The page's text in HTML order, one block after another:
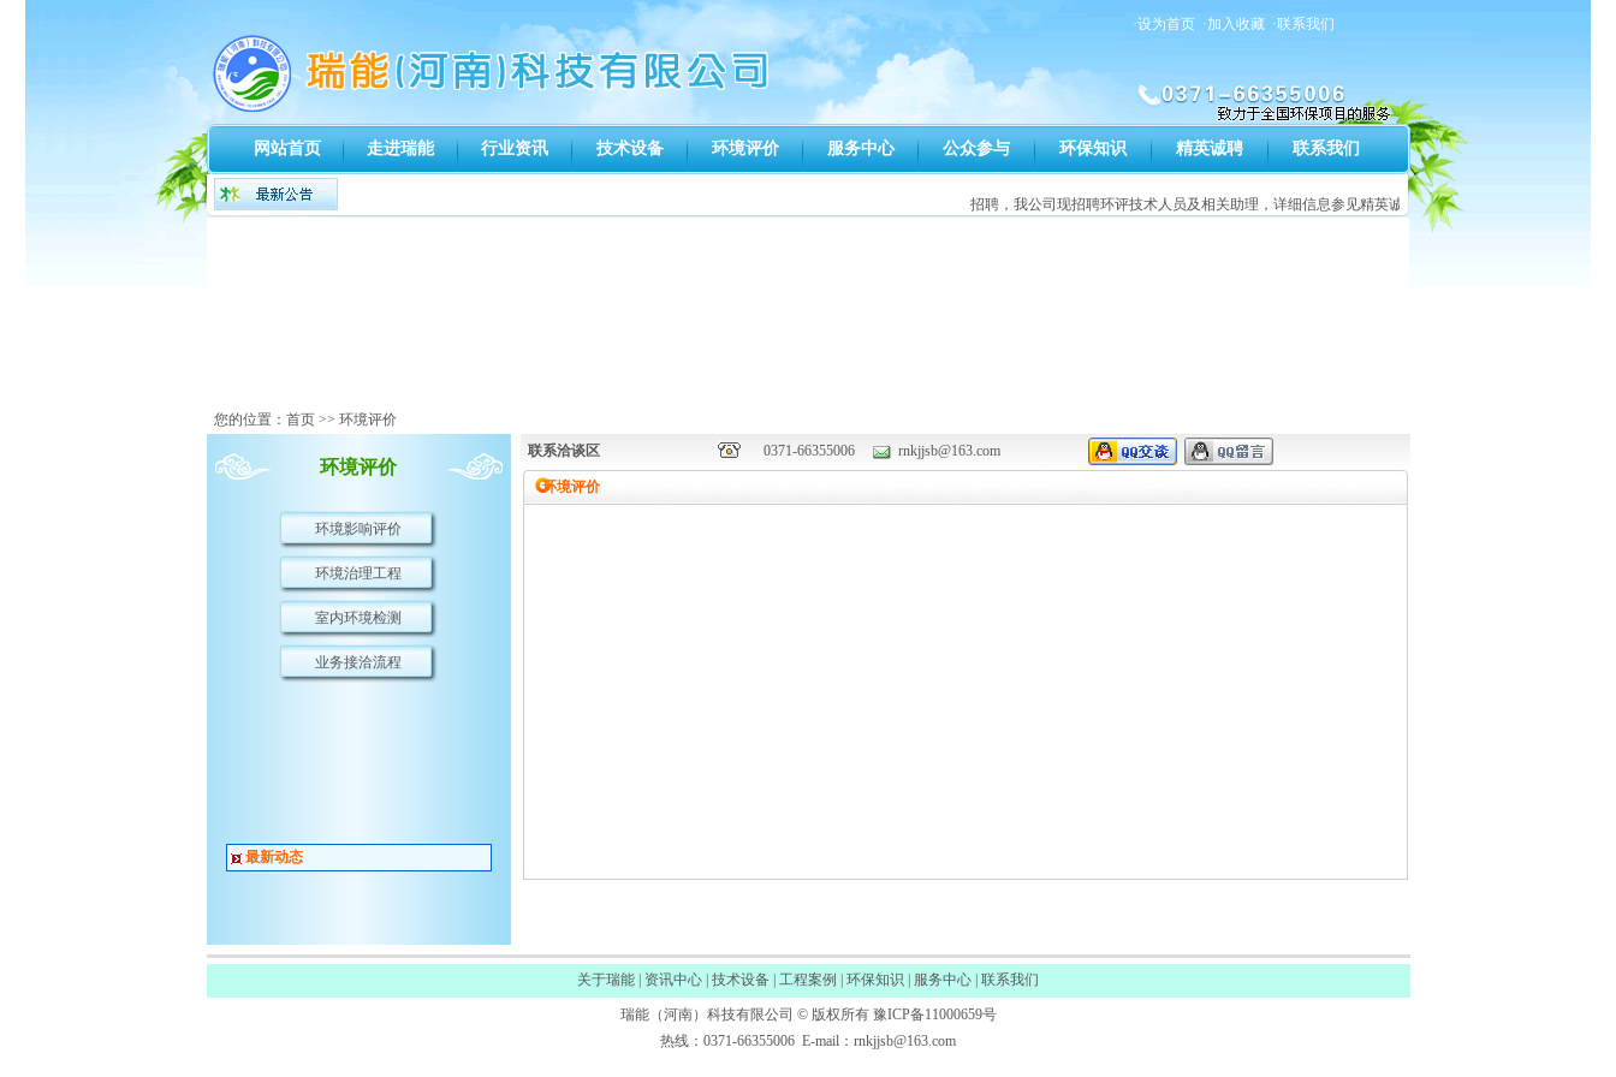
·设为首页 ·加入收藏 ·联系我们
网站首页 走进瑞能 行业资讯 技术设备 环境评价 服务中心 公众参与 环保知识 精英诚聘 联系我们
招聘，我公司现招聘环评技术人员及相关助理，详细信息参见精英诚聘栏目。
您的位置： 首页>> 环境评价
环境评价
环境影响评价
环境治理工程
室内环境检测
业务接洽流程
最新动态
联系洽谈区 0371-66355006 rnkjjsb@163.com
环境评价
关于瑞能 资讯中心 技术设备 工程案例 环保知识 服务中心 联系我们
瑞能（河南）科技有限公司 © 版权所有 豫ICP备11000659号
热线：0371-66355006 E-mail：rnkjjsb@163.com